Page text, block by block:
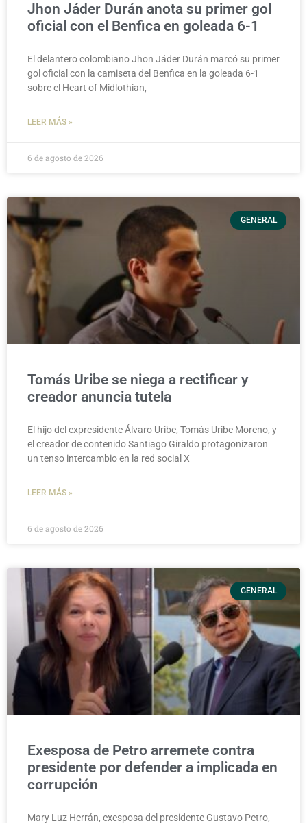
Jhon Jáder Durán anota su primer gol
oficial con el Benfica en goleada 6-1
El delantero colombiano Jhon Jáder Durán marcó su primer
gol oficial con la camiseta del Benfica en la goleada 6-1
sobre el Heart of Midlothian,
LEER MÁS »
6 de agosto de 2026
GENERAL
Tomás Uribe se niega a rectificar y
creador anuncia tutela
El hijo del expresidente Álvaro Uribe, Tomás Uribe Moreno, y
el creador de contenido Santiago Giraldo protagonizaron
un tenso intercambio en la red social X
LEER MÁS »
6 de agosto de 2026
GENERAL
Exesposa de Petro arremete contra
presidente por defender a implicada en
corrupción
Mary Luz Herrán, exesposa del presidente Gustavo Petro,